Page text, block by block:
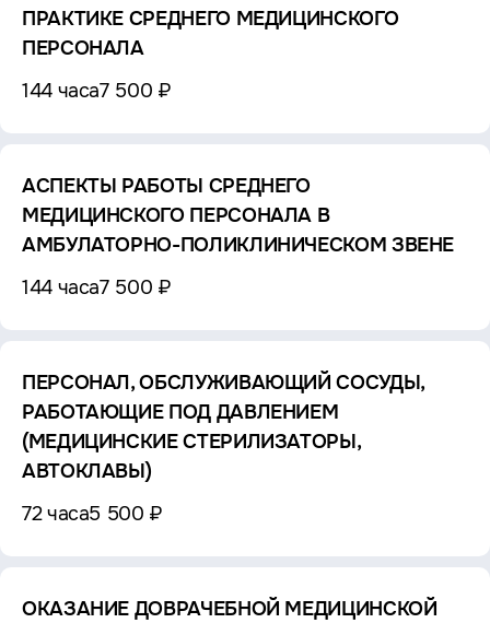
ПРАКТИКЕ СРЕДНЕГО МЕДИЦИНСКОГО
ПЕРСОНАЛА
144 часа7 500 ₽
АСПЕКТЫ РАБОТЫ СРЕДНЕГО
МЕДИЦИНСКОГО ПЕРСОНАЛА В
АМБУЛАТОРНО-ПОЛИКЛИНИЧЕСКОМ ЗВЕНЕ
144 часа7 500 ₽
ПЕРСОНАЛ, ОБСЛУЖИВАЮЩИЙ СОСУДЫ,
РАБОТАЮЩИЕ ПОД ДАВЛЕНИЕМ
(МЕДИЦИНСКИЕ СТЕРИЛИЗАТОРЫ,
АВТОКЛАВЫ)
72 часа5 500 ₽
ОКАЗАНИЕ ДОВРАЧЕБНОЙ МЕДИЦИНСКОЙ